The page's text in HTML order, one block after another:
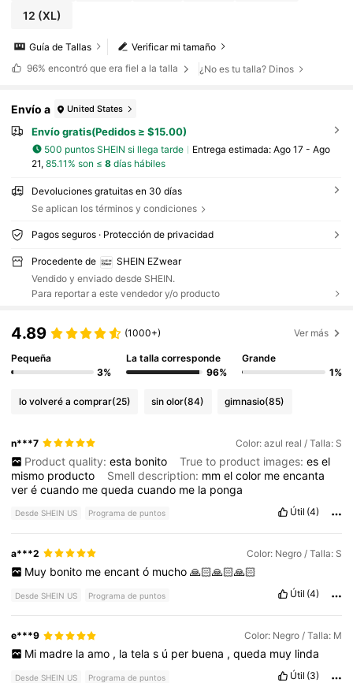
12 (XL)
Verificar mi tamaño
Guía de Tallas
96% encontró que era fiel a la talla ¿No es tu talla? Dinos
Envío a United States
Envío gratis(Pedidos ≥ $15.00)
500 puntos SHEIN si llega tarde Entrega estimada: Ago 17 - Ago
21, 85.11% son ≤ 8días hábiles
Devoluciones gratuitas en 30 días
Se aplican los términos y condiciones
Pagos seguros · Protección de privacidad
Procedente de
SHEIN EZwear
Vendido y enviado desde SHEIN.
Para reportar a este vendedor y/o producto
4.89 (1000+) Ver más
Pequeña
3%
La talla corresponde
96%
Grande
1%
lo volveré a comprar(25) sin olor(84) gimnasio(85)
n***7 Color: azul real / Talla: S
Product quality: esta bonito True to product images: es el
mismo producto Smell description: mmelcolor meencanta
verécuando mequedacuando me la ponga
Desde SHEIN US Programa de puntos Útil (4)
a***2 Color: Negro / Talla: S
Muy bonito me encant ó mucho 🙏🏻🙏🏻🙏🏻
Desde SHEIN US Programa de puntos Útil (4)
e***9 Color: Negro / Talla: M
Mi madre la amo , la tela s ú per buena , queda muy linda
Desde SHEIN US Programa de puntos Útil (3)